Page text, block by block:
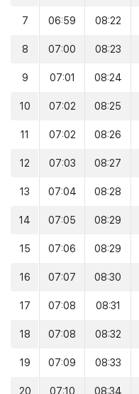
7 06:59 08:22
8 07:00 08:23
9 07:01 08:24
10 07:02 08:25
11 07:02 08:26
12 07:03 08:27
13 07:04 08:28
14 07:05 08:29
15 07:06 08:29
16 07:07 08:30
17 07:08 08:31
18 07:08 08:32
19 07:09 08:33
20 07:10 08:34